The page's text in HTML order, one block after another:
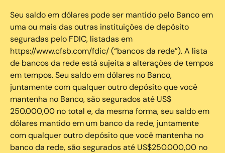
Seu saldo em dólares pode ser mantido pelo Banco em
uma ou mais das outras instituições de depósito
seguradas pelo FDIC, listadas em
https://www.cfsb.com/fdic/ (“bancos da rede”). A lista
de bancos da rede está sujeita a alterações de tempos
em tempos. Seu saldo em dólares no Banco,
juntamente com qualquer outro depósito que você
mantenha no Banco, são segurados até US$
250.000,00 no total e, da mesma forma, seu saldo em
dólares mantido em um banco da rede, juntamente
com qualquer outro depósito que você mantenha no
banco da rede, são segurados até US$250.000,00 no